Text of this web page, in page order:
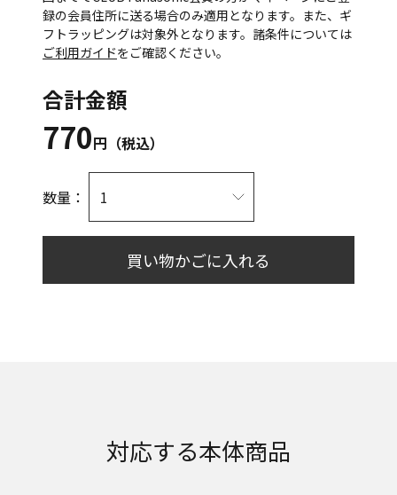
録の会員住所に送る場合のみ適用となります。また、ギ
フトラッピングは対象外となります。諸条件については
ご利用ガイドをご確認ください。
合計金額
770円（税込）
数量：
買い物かごに入れる
対応する本体商品